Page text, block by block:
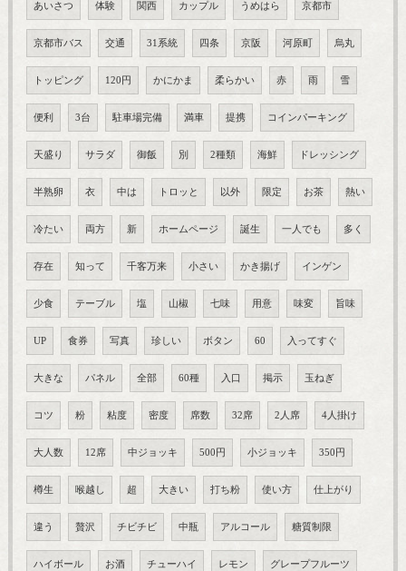
あいさつ 体験 関西 カップル うめはら 京都市
京都市バス 交通 31系統 四条 京阪 河原町 烏丸
トッピング 120円 かにかま 柔らかい 赤 雨 雪
便利 3台 駐車場完備 満車 提携 コインパーキング
天盛り サラダ 御飯 別 2種類 海鮮 ドレッシング
半熟卵 衣 中は トロッと 以外 限定 お茶 熱い
冷たい 両方 新 ホームページ 誕生 一人でも 多く
存在 知って 千客万来 小さい かき揚げ インゲン
少食 テーブル 塩 山椒 七味 用意 味変 旨味
UP 食券 写真 珍しい ボタン 60 入ってすぐ
大きな パネル 全部 60種 入口 掲示 玉ねぎ
コツ 粉 粘度 密度 席数 32席 2人席 4人掛け
大人数 12席 中ジョッキ 500円 小ジョッキ 350円
樽生 喉越し 超 大きい 打ち粉 使い方 仕上がり
違う 贅沢 チビチビ 中瓶 アルコール 糖質制限
ハイボール お酒 チューハイ レモン グレープフルーツ